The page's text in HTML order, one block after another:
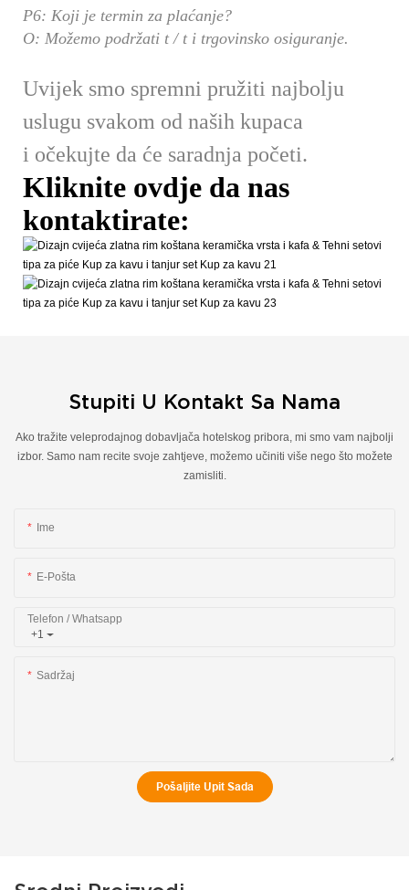
P6: Koji je termin za plaćanje?
O: Možemo podržati t / t i trgovinsko osiguranje.
Uvijek smo spremni pružiti najbolju
uslugu svakom od naših kupaca
i očekujte da će saradnja početi.
Kliknite ovdje da nas
kontaktirate:
Stupiti U Kontakt Sa Nama
Ako tražite veleprodajnog dobavljača hotelskog pribora, mi smo vam najbolji
izbor. Samo nam recite svoje zahtjeve, možemo učiniti više nego što možete
zamisliti.
Ime
E-Pošta
+1
Telefon / Whatsapp
Sadržaj
Pošaljite Upit Sada